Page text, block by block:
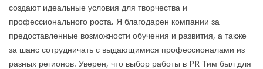
создают идеальные условия для творчества и
профессионального роста. Я благодарен компании за
предоставленные возможности обучения и развития, а также
за шанс сотрудничать с выдающимися профессионалами из
разных регионов. Уверен, что выбор работы в PR Тим был для